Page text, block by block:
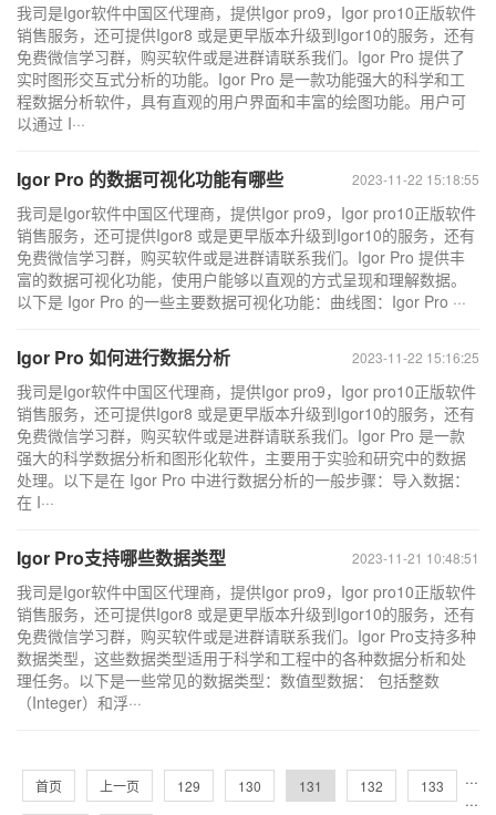
我司是Igor软件中国区代理商，提供Igor pro9，Igor pro10正版软件
销售服务，还可提供Igor8 或是更早版本升级到Igor10的服务，还有
免费微信学习群，购买软件或是进群请联系我们。Igor Pro 提供了
实时图形交互式分析的功能。Igor Pro 是一款功能强大的科学和工
程数据分析软件，具有直观的用户界面和丰富的绘图功能。用户可
以通过 I···
2023-11-22 15:18:55
Igor Pro 的数据可视化功能有哪些
我司是Igor软件中国区代理商，提供Igor pro9，Igor pro10正版软件
销售服务，还可提供Igor8 或是更早版本升级到Igor10的服务，还有
免费微信学习群，购买软件或是进群请联系我们。Igor Pro 提供丰
富的数据可视化功能，使用户能够以直观的方式呈现和理解数据。
以下是 Igor Pro 的一些主要数据可视化功能：曲线图：Igor Pro ···
2023-11-22 15:16:25
Igor Pro 如何进行数据分析
我司是Igor软件中国区代理商，提供Igor pro9，Igor pro10正版软件
销售服务，还可提供Igor8 或是更早版本升级到Igor10的服务，还有
免费微信学习群，购买软件或是进群请联系我们。Igor Pro 是一款
强大的科学数据分析和图形化软件，主要用于实验和研究中的数据
处理。以下是在 Igor Pro 中进行数据分析的一般步骤：导入数据：
在 I···
2023-11-21 10:48:51
Igor Pro支持哪些数据类型
我司是Igor软件中国区代理商，提供Igor pro9，Igor pro10正版软件
销售服务，还可提供Igor8 或是更早版本升级到Igor10的服务，还有
免费微信学习群，购买软件或是进群请联系我们。Igor Pro支持多种
数据类型，这些数据类型适用于科学和工程中的各种数据分析和处
理任务。以下是一些常见的数据类型：数值型数据： 包括整数
（Integer）和浮···
首页 上一页 ···
129 130 131 132 133
···